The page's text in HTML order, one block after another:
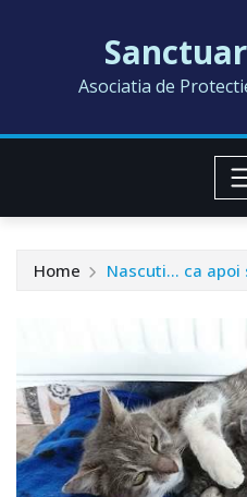
Asociatia de
Home Nascuti… ca apoi